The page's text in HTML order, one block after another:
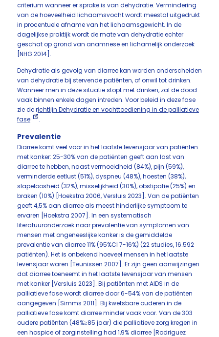
criterium wanneer er sprake is van dehydratie. Vermindering
van de hoeveelheid lichaamsvocht wordt meestal uitgedrukt
in procentuele afname van het lichaamsgewicht. In de
dagelijkse praktijk wordt de mate van dehydratie echter
geschat op grond van anamnese en lichamelijk onderzoek
[NHG 2014].
Dehydratie als gevolg van diarree kan worden onderscheiden
van dehydratie bij stervende patiënten, of onwil tot drinken.
Wanneer men in deze situatie stopt met drinken, zal de dood
vaak binnen enkele dagen intreden. Voor beleid in deze fase
zie de richtlijn Dehydratie en vochttoediening in de palliatieve
fase
.
Prevalentie
Diarree komt veel voor in het laatste levensjaar van patiënten
met kanker: 25-30% van de patiënten geeft aan last van
diarree te hebben, naast vermoeidheid (84%), pijn (59%),
verminderde eetlust (51%), dyspneu (48%), hoesten (38%),
slapeloosheid (32%), misselijkheid (30%), obstipatie (25%) en
braken (10%) [Hoekstra 2006, Versluis 2023]. Van de patiënten
geeft 4,5% aan diarree als meest hinderlijke symptoom te
ervaren [Hoekstra 2007]. In een systematisch
literatuuronderzoek naar prevalentie van symptomen van
mensen met ongeneeslijke kanker is de gemiddelde
prevalentie van diarree 11% (95%CI 7-16%) (22 studies, 16.592
patiënten). Het is onbekend hoeveel mensen in het laatste
levensjaar waren [Teunissen 2007]. Er zijn geen aanwijzingen
dat diarree toeneemt in het laatste levensjaar van mensen
met kanker [Versluis 2023]. Bij patiënten met AIDS in de
palliatieve fase wordt diarree door 6-54% van de patiënten
aangegeven [Simms 2011]. Bij kwetsbare ouderen in de
palliatieve fase komt diarree minder vaak voor. Van de 303
oudere patiënten (48%≥85 jaar) die palliatieve zorg kregen in
een hospice of zorginstelling had 1,9% diarree [Rodriguez